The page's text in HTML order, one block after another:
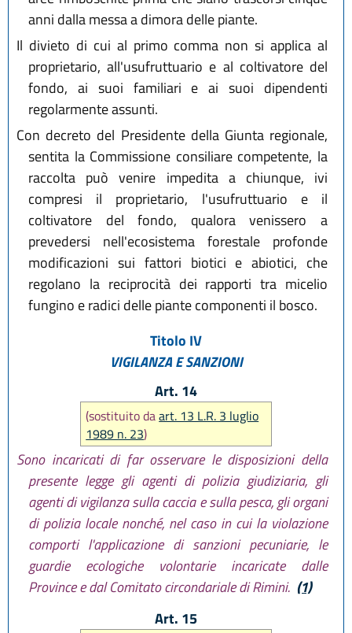
anni dalla messa a dimora delle piante.
Il divieto di cui al primo comma non si applica al
proprietario, all'usufruttuario e al coltivatore del
fondo, ai suoi familiari e ai suoi dipendenti
regolarmente assunti.
Con decreto del Presidente della Giunta regionale,
sentita la Commissione consiliare competente, la
raccolta può venire impedita a chiunque, ivi
compresi il proprietario, l'usufruttuario e il
coltivatore del fondo, qualora venissero a
prevedersi nell'ecosistema forestale profonde
modificazioni sui fattori biotici e abiotici, che
regolano la reciprocità dei rapporti tra micelio
fungino e radici delle piante componenti il bosco.
Titolo IV
VIGILANZA E SANZIONI
Art. 14
(sostituito daart. 13 L.R. 3 luglio
1989 n. 23)
Sono incaricati di far osservare le disposizioni della
presente legge gli agenti di polizia giudiziaria, gli
agenti di vigilanza sulla caccia e sulla pesca, gli organi
di polizia locale nonché, nel caso in cui la violazione
comporti l'applicazione di sanzioni pecuniarie, le
guardie ecologiche volontarie incaricate dalle
Province e dal Comitato circondariale di Rimini. (1)
Art. 15